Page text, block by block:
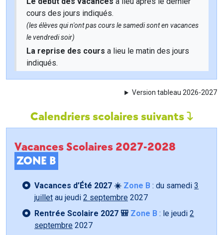
cours des jours indiqués.
(les élèves qui n'ont pas cours le samedi sont en vacances
le vendredi soir)
La reprise des cours a lieu le matin des jours
indiqués.
Version tableau 2026-2027
Calendriers scolaires suivants
Vacances Scolaires 2027-2028
ZONE B
Vacances d’Été 2027 ☀️ Zone B : du samedi 3
juillet au jeudi 2 septembre 2027
Rentrée Scolaire 2027 🎒 Zone B : le jeudi 2
septembre 2027